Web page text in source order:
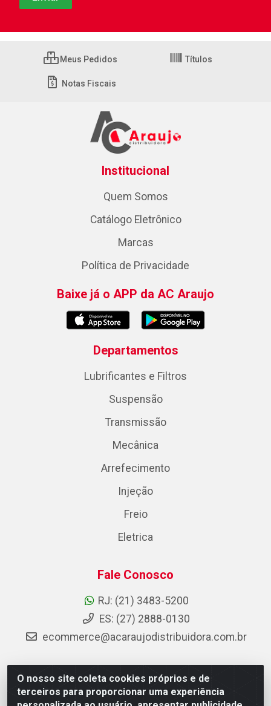
O nosso site coleta cookies próprios e de
terceiros para proporcionar uma experiência
Meus Pedidos Títulos
Notas Fiscais
Institucional
Quem Somos
Catálogo Eletrônico
Marcas
Política de Privacidade
Baixe já o APP da AC Araujo
Departamentos
Lubrificantes e Filtros
Suspensão
Transmissão
Mecânica
Arrefecimento
Injeção
Freio
Eletrica
Fale Conosco
RJ: (21) 3483-5200
ES: (27) 2888-0130
ecommerce@acaraujodistribuidora.com.br
AC Araujo Distribuidora - Rua Carneiro de Campos, 42 -
São Cristóvão, Rio de Janeiro/RJ - CEP 20.920-410 -